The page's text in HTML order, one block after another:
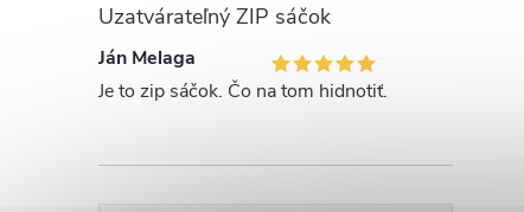
Uzatvárateľný ZIP sáčok
Ján Melaga
Je to zip sáčok. Čo na tom hidnotiť.